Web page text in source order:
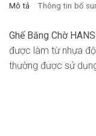
Mô tả Thông tin bổ
Ghế Băng Chờ
được làm từ nhựa
thường được sử